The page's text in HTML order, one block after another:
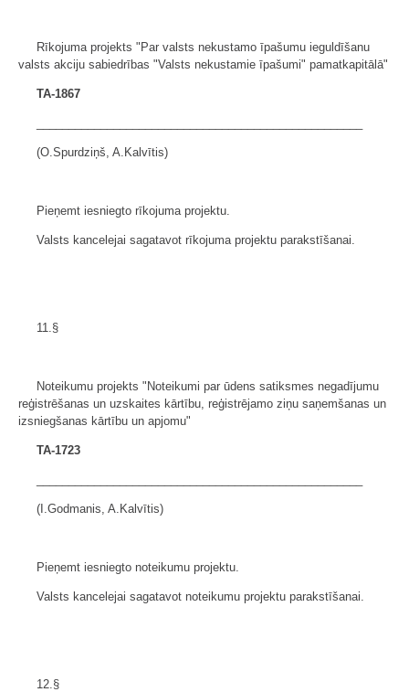
Rīkojuma projekts "Par valsts nekustamo īpašumu ieguldīšanu
valsts akciju sabiedrības "Valsts nekustamie īpašumi" pamatkapitālā"
TA-1867
(O.Spurdziņš, A.Kalvītis)
Pieņemt iesniegto rīkojuma projektu.
Valsts kancelejai sagatavot rīkojuma projektu parakstīšanai.
11.§
Noteikumu projekts "Noteikumi par ūdens satiksmes negadījumu
reģistrēšanas un uzskaites kārtību, reģistrējamo ziņu saņemšanas un
izsniegšanas kārtību un apjomu"
TA-1723
(I.Godmanis, A.Kalvītis)
Pieņemt iesniegto noteikumu projektu.
Valsts kancelejai sagatavot noteikumu projektu parakstīšanai.
12.§